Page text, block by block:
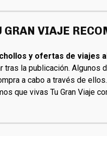
GRAN VIAJE
y ofertas de viajes
la publicación. Algunos
a cabo a través de
que vivas Tu Gran Viaje